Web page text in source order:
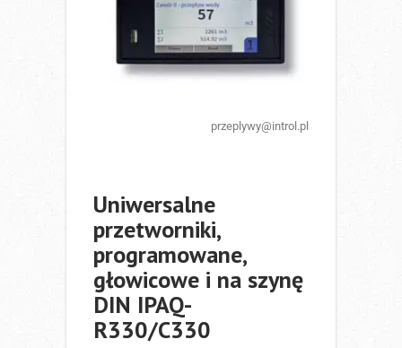
przeplywy@introl.pl
Uniwersalne
przetworniki,
programowane,
głowicowe i na szynę
DIN IPAQ-
R330/C330